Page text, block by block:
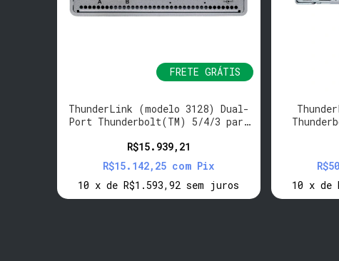
FRETE GRÁTIS
ThunderLink (modelo 3128) Dual-
Port Thunderbolt(TM) 5/4/3 para
R$15.939,21
R$15.142,25 com Pix
10 xdeR$1.593,92 sem juros
10 xde